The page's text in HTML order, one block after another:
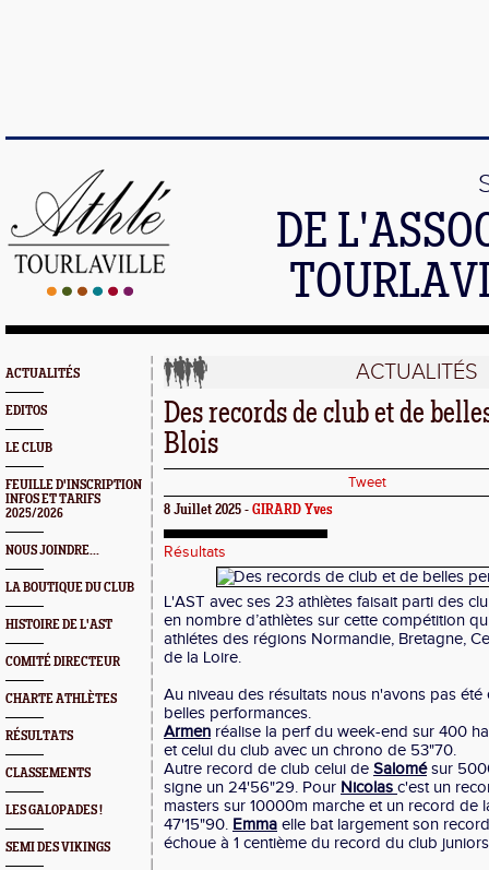
DE
ACTUALITÉS
EDITOS
LE CLUB
FEUILLE D'INSCRIPTION
INFOS ET TARIFS
2025/2026
NOUS JOINDRE...
LA BOUTIQUE DU CLUB
HISTOIRE DE L'AST
COMITÉ DIRECTEUR
CHARTE ATHLÈTES
RÉSULTATS
CLASSEMENTS
LES GALOPADES !
SEMI DES VIKINGS
ACTUALITÉS
Des records de club et de
Blois
Tweet
8 Juillet 2025 - GIRARD Yves
Résultats
L'AST avec ses 23 athlètes faisait parti des
en nombre d’athlètes sur cette compétition
athlétes des régions Normandie, Bretagne,
de la Loire.
Au niveau des résultats nous n'avons pas été
belles performances.
Armen réalise la perf du week-end sur 400
et celui du club avec un chrono de 53"70.
Autre record de club celui de Salomésur
signe un 24'56"29. Pour Nicolas c'est un
masters sur 10000m marche et un record de
47'15"90. Emma elle bat largement son
échoue à 1 centième du record du club